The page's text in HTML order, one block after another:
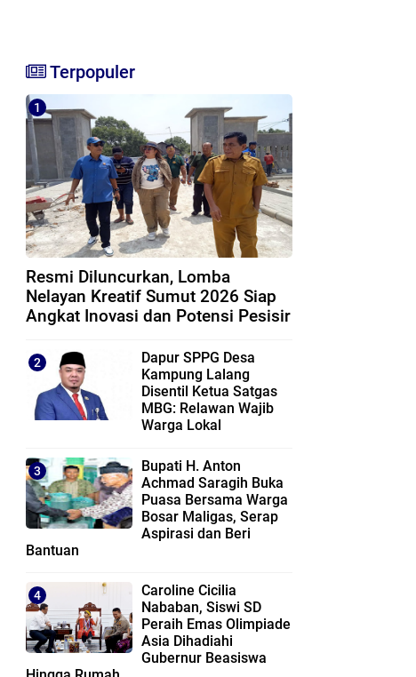
Terpopuler
Resmi Diluncurkan, Lomba
Nelayan Kreatif Sumut 2026 Siap
Angkat Inovasi dan Potensi Pesisir
Dapur SPPG Desa
Kampung Lalang
Disentil Ketua Satgas
MBG: Relawan Wajib
Warga Lokal
Bupati H. Anton
Achmad Saragih Buka
Puasa Bersama Warga
Bosar Maligas, Serap
Aspirasi dan Beri
Bantuan
Caroline Cicilia
Nababan, Siswi SD
Peraih Emas Olimpiade
Asia Dihadiahi
Gubernur Beasiswa